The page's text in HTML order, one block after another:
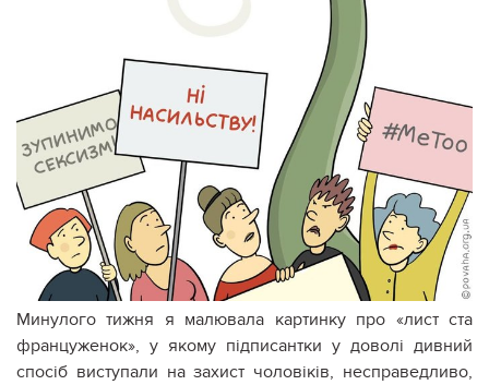
Минулого тижня я малювала картинку про «лист ста
француженок», у якому підписантки у доволі дивний
спосіб виступали на захист чоловіків, несправедливо,